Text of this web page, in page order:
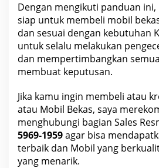
Dengan mengikuti panduan ini,
siap untuk membeli mobil
dan sesuai dengan kebutuhan
untuk selalu melakukan
dan mempertimbangkan
membuat keputusan.
Jika kamu ingin membeli atau
atau Mobil Bekas, saya
menghubungi bagian Sales
5969-1959agar bisa
terbaik dan Mobil yang
yang menarik.